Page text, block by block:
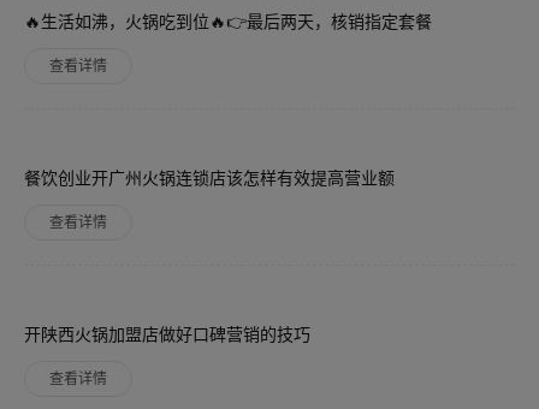
🔥生活如沸，火锅吃到位🔥👉最后两天，核销指定套餐
查看详情
餐饮创业开广州火锅连锁店该怎样有效提高营业额
查看详情
开陕西火锅加盟店做好口碑营销的技巧
查看详情